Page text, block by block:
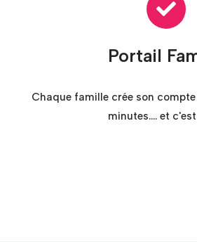
Portail
Chaque famille crée son
minutes.... et